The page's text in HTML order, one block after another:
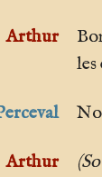
Arthur
les
Arthur